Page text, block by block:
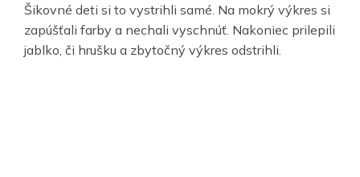
Šikovné deti si to vystrihli samé. Na mokrý výkres si
zapúšťali farby a nechali vyschnúť. Nakoniec prilepili
jablko, či hrušku a zbytočný výkres odstrihli.